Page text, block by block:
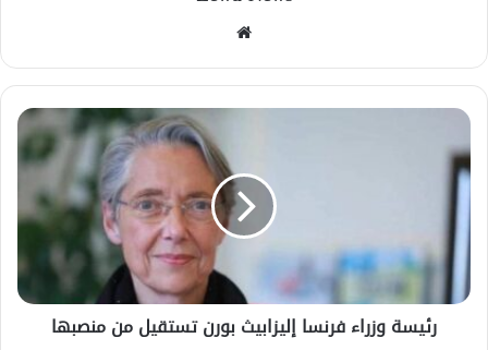
رئيسة وزراء فرنسا إليزابيث بورن تستقيل من منصبها